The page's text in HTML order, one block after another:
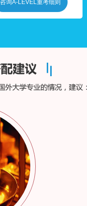
咨询A-LEVEL重考细则